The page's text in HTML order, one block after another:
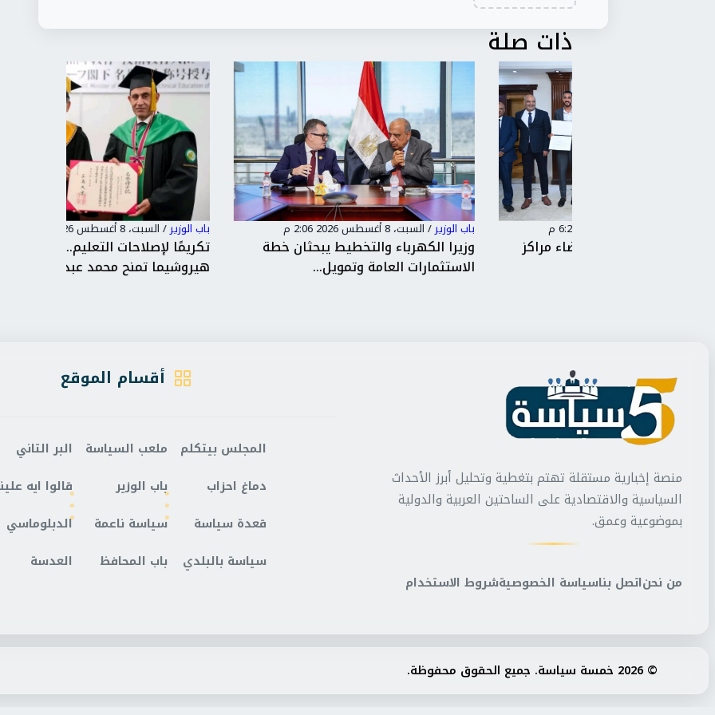
ذات صلة
باب الوزير
وزيرا الكهرباء والتخطيط يبحثان خطة
الاستثمارات العامة وتمويل...
باب الوزير
تكريمًا لإصلاحات التعليم.. جامعة
هيروشيما تمنح محمد عبد اللطي...
منصة إخبارية مستقلة تهتم بتغطية وتحليل أبرز الأحداث
السياسية والاقتصادية على الساحتين العربية والدولية
بموضوعية وعمق.
من نحناتصل بناسياسة الخصوصيةشروط الاستخدام
أقسام الموقع
المجلس بيتكلم
دماغ احزاب
قعدة سياسة
سياسة بالبلدي
ملعب السياسة
باب الوزير
سياسة ناعمة
باب المحافظ
البر التاني
قالوا ايه
الدبلوماسي
العدسة
© 2026 خمسة سياسة. جميع الحقوق محفوظة.